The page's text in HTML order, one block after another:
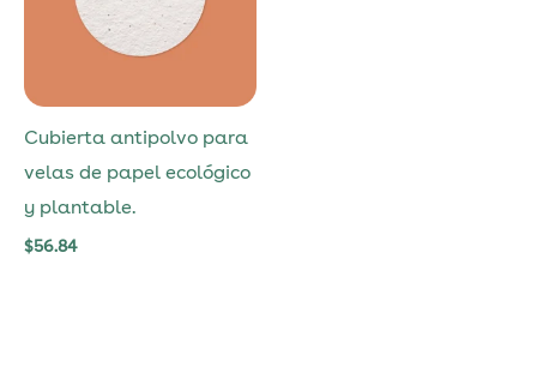
Cubierta antipolvo para
velas de papel ecológico
y plantable.
$56.84